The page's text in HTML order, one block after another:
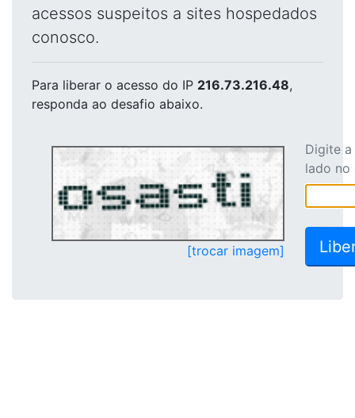
acessos suspeitos a sites hospedados
conosco.
Para liberar o acesso do IP 216.73.216.48,
responda ao desafio abaixo.
[trocar imagem]
Digite
lado no